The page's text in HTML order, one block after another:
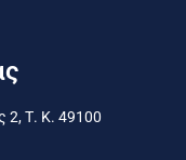
2, Τ. Κ. 49100